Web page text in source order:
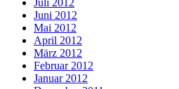
Juli 2012
Juni 2012
Mai 2012
April 2012
März 2012
Februar 2012
Januar 2012